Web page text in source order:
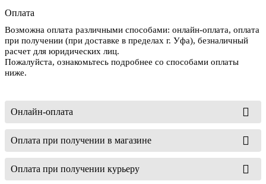
Оплата
Возможна оплата различными способами: онлайн-оплата, оплата
при получении (при доставке в пределах г. Уфа), безналичный
расчет для юридических лиц.
Пожалуйста, ознакомьтесь подробнее со способами оплаты
ниже.
Онлайн-оплата
Оплата при получении в магазине
Оплата при получении курьеру